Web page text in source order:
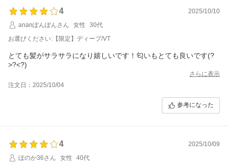
4
2025/10/10
ananぽんぽんさん
女性
30代
お選びください:【限定】ディープ/VT
とても髪がサラサラになり嬉しいです！匂いもとても良いです(?
>?<?)
さらに表示
注文日：2025/10/04
参考になった
4
2025/10/09
ほのか36さん
女性
40代